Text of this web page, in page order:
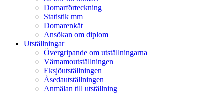
Domarförteckning
Statistik mm
Domarenkät
Ansökan om diplom
Utställningar
Övergripande om utställningarna
Värnamoutställningen
Eksjöutställningen
Åsedautställningen
Anmälan till utställning